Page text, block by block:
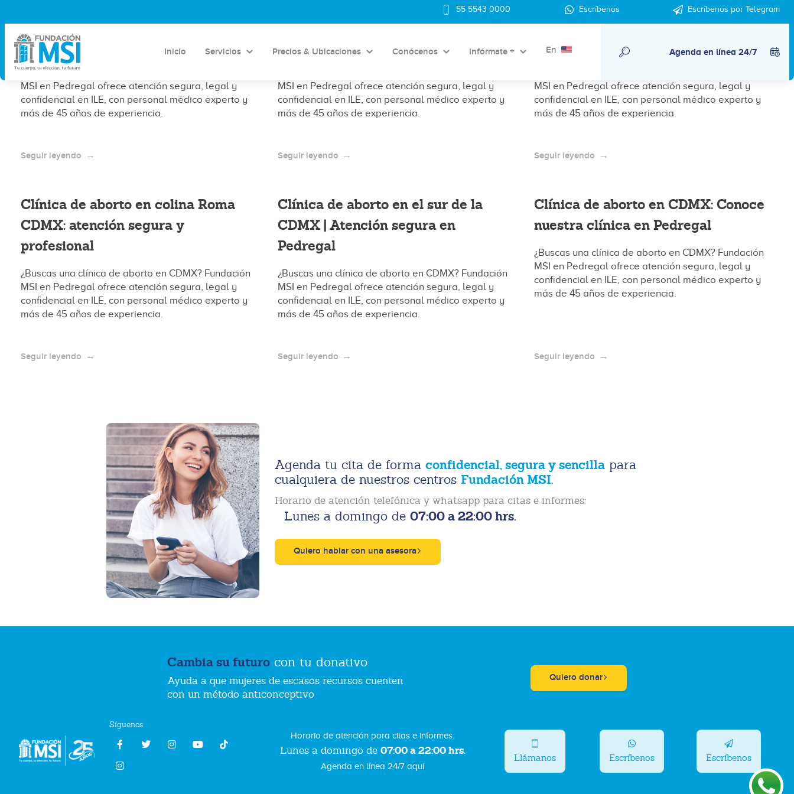
55 5543 0000 Escríbenos Escríbenos por Telegram
Inicio Servicios Precios & Ubicaciones Conócenos Infórmate + En Agenda en línea 24/7
Clínica de aborto en Tlacotalpan
CDMX: atención segura y accesible
¿Buscas una clínica de aborto en CDMX? Fundación
MSI en Pedregal ofrece atención segura, legal y
confidencial en ILE, con personal médico experto y
más de 45 años de experiencia.
Seguir leyendo
Clínica de aborto en Coyoacán
CDMX: atención segura cerca de ti
MSI en Pedregal ofrece atención segura, legal y
confidencial en ILE, con personal médico experto y
más de 45 años de experiencia.
Seguir leyendo
Clínica de aborto en Condesa CDMX:
segura, cercana y confiable
MSI en Pedregal ofrece atención segura, legal y
confidencial en ILE, con personal médico experto y
más de 45 años de experiencia.
Seguir leyendo
Clínica de aborto en colina Roma
CDMX: atención segura y
profesional
¿Buscas una clínica de aborto en CDMX? Fundación
MSI en Pedregal ofrece atención segura, legal y
confidencial en ILE, con personal médico experto y
más de 45 años de experiencia.
Seguir leyendo
Clínica de aborto en el sur de la
CDMX | Atención segura en
Pedregal
¿Buscas una clínica de aborto en CDMX? Fundación
MSI en Pedregal ofrece atención segura, legal y
confidencial en ILE, con personal médico experto y
más de 45 años de experiencia.
Seguir leyendo
Clínica de aborto en CDMX: Conoce
nuestra clínica en Pedregal
¿Buscas una clínica de aborto en CDMX? Fundación
MSI en Pedregal ofrece atención segura, legal y
confidencial en ILE, con personal médico experto y
más de 45 años de experiencia.
Seguir leyendo
Agenda tu cita de forma confidencial, segura y sencillapara
cualquiera de nuestros centros Fundación MSI.
Horario de atención telefónica y whatsapp para citas e informes:
Lunes a domingo de 07:00 a 22:00 hrs.
Quiero hablar con una asesora
Cambia su futuro con tu donativo
Ayuda a que mujeres de escasos recursos cuenten
con un método anticonceptivo
Quiero donar
Síguenos:
Horario de atención para citas e informes:
Lunes a domingo de 07:00 a 22:00 hrs.
Agenda en línea 24/7 aquí
Llámanos Escríbenos Escríbenos